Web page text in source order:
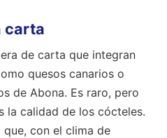
carta
de carta que integran
quesos canarios o
de Abona. Es raro, pero
la calidad de los cócteles.
que, con el clima de